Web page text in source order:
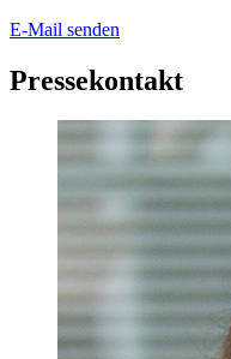
E-Mail senden
Pressekontakt